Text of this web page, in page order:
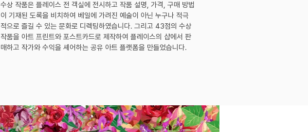
수상 작품은 플레이스 전 객실에 전시하고 작품 설명, 가격, 구매 방법
이 기재된 도록을 비치하여 베일에 가려진 예술이 아닌 누구나 적극
적으로 즐길 수 있는 문화로 디렉팅하였습니다. 그리고 43점의 수상
작품을 아트 프린트와 포스트카드로 제작하여 플레이스의 샵에서 판
매하고 작가와 수익을 셰어하는 공유 아트 플랫폼을 만들었습니다.